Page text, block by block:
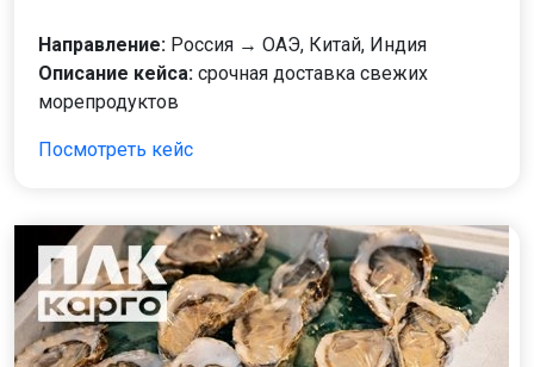
Направление: Россия → ОАЭ, Китай, Индия
Описание кейса: срочная доставка свежих
морепродуктов
Посмотреть кейс